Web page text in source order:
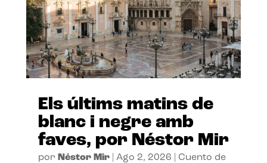
Els últims matins de
blanc i negre amb
faves, por Néstor Mir
por Néstor Mir| Ago 2, 2026
Cuento de